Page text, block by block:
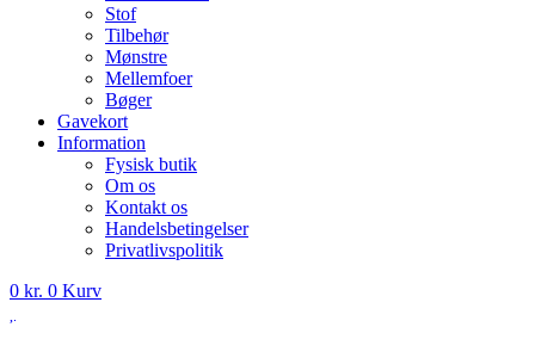
Stof
Tilbehør
Mønstre
Mellemfoer
Bøger
Gavekort
Information
Fysisk butik
Om os
Kontakt os
Handelsbetingelser
Privatlivspolitik
0 kr. 0 Kurv